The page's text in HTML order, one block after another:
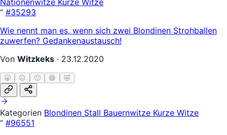
“ #35293
Wie nennt man es, wenn sich zwei Blondinen Strohballen
zuwerfen? Gedankenaustausch!
Von Witzkeks · 23.12.2020
🥱 😐 🙂 😄 🤣
Kategorien Blondinen Stall Bauernwitze Kurze Witze
“ #96551